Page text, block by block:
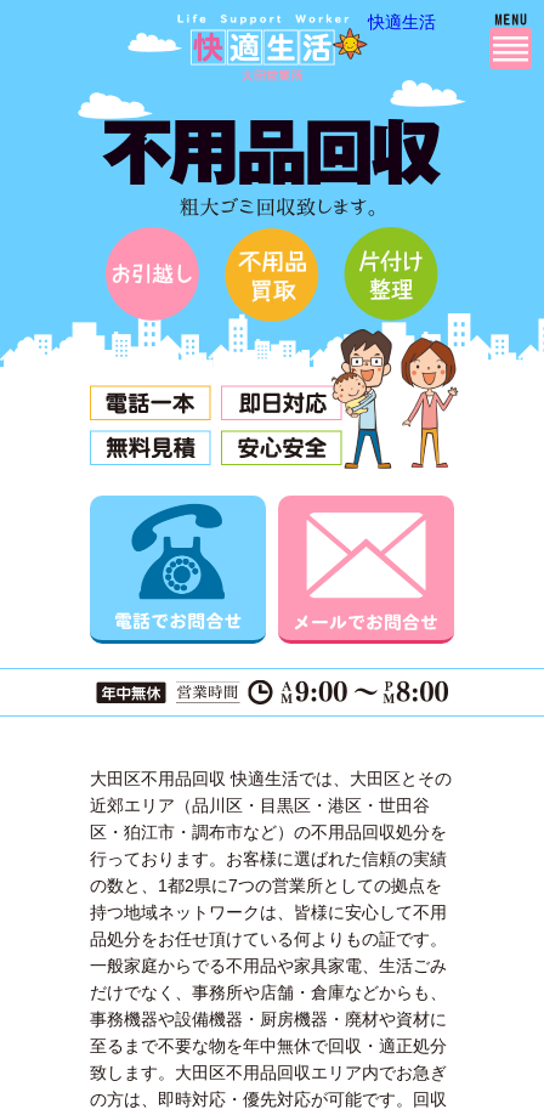
快適生活
電話でお問合せ
大田区不用品回収 快適生活では、大田区とその
近郊エリア（品川区・目黒区・港区・世田谷
区・狛江市・調布市など）の不用品回収処分を
行っております。お客様に選ばれた信頼の実績
の数と、1都2県に7つの営業所としての拠点を
持つ地域ネットワークは、皆様に安心して不用
品処分をお任せ頂けている何よりもの証です。
一般家庭からでる不用品や家具家電、生活ごみ
だけでなく、事務所や店舗・倉庫などからも、
事務機器や設備機器・厨房機器・廃材や資材に
至るまで不要な物を年中無休で回収・適正処分
致します。大田区不用品回収エリア内でお急ぎ
の方は、即時対応・優先対応が可能です。回収